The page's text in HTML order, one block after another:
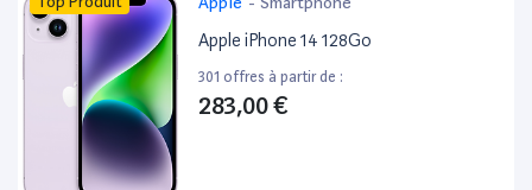
Apple iPhone 14 128Go
301 offres à partir de :
283,00 €